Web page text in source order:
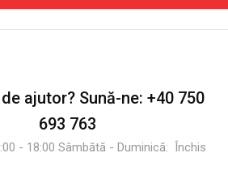
ajutor? Sună-ne: +40 750
693 763
- 18:00 Sâmbătă - Duminică: Închis